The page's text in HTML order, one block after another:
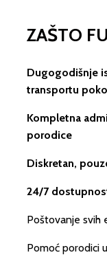
ZAŠTO
Dugogodišnje
transportu
Kompletna
porodice
Diskretan,
24/7
Poštovanje svih
Pomoć porodici